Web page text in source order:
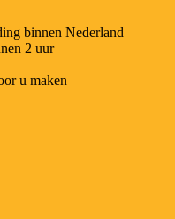
binnen Nederland
2 uur
u maken